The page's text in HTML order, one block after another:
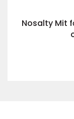
Nosalty Mit